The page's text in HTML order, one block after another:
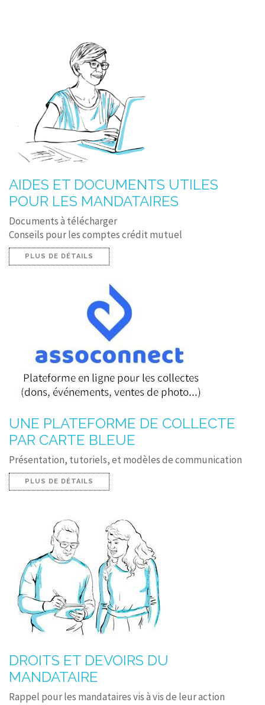
AIDES ET DOCUMENTS UTILES
POUR LES MANDATAIRES
Documents à télécharger
Conseils pour les comptes crédit mutuel
PLUS DE DÉTAILS
UNE PLATEFORME DE COLLECTE
PAR CARTE BLEUE
Présentation, tutoriels, et modèles de communication
PLUS DE DÉTAILS
DROITS ET DEVOIRS DU
MANDATAIRE
Rappel pour les mandataires vis à vis de leur action